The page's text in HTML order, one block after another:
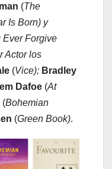
(The
Is Born) y
Ever Forgive
Actorlos
(Vice); Bradley
Dafoe (At
(Bohemian
(Green Book).